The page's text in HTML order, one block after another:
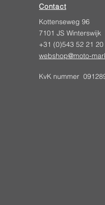
Contact
Kottenseweg 96
7101 JS Winterswijk
+31 (0)543 52 21 20
webshop@moto-
KvK nummer